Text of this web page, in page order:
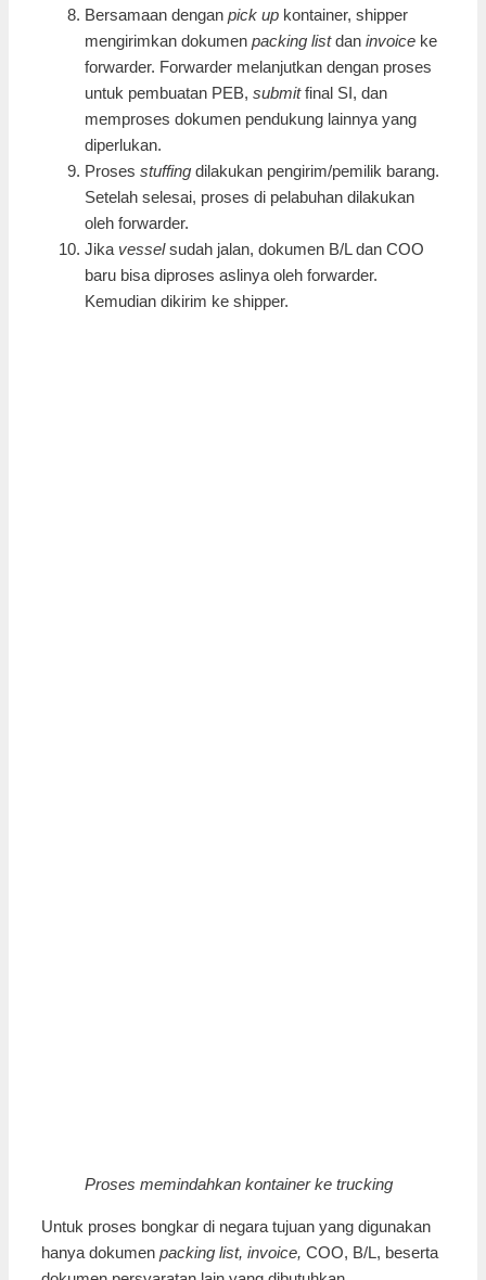
Bersamaan dengan pick up kontainer, shipper
mengirimkan dokumen packing listdan invoice ke
forwarder. Forwarder melanjutkan dengan proses
untuk pembuatan PEB, submitfinal SI, dan
memproses dokumen pendukung lainnya yang
diperlukan.
Proses stuffing dilakukan pengirim/pemilik barang.
Setelah selesai, proses di pelabuhan dilakukan
oleh forwarder.
Jika vesselsudah jalan, dokumen B/L dan COO
baru bisa diproses aslinya oleh forwarder.
Kemudian dikirim ke shipper.
Proses memindahkan kontainer ke trucking
Untuk proses bongkar di negara tujuan yang digunakan
hanya dokumen packing list, invoice, COO, B/L, beserta